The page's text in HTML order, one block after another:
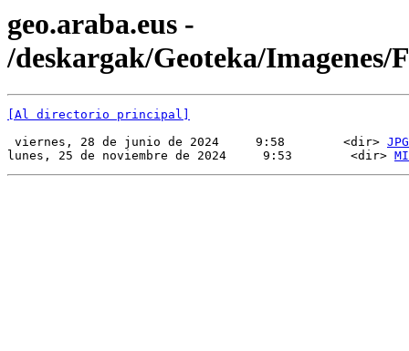
geo.araba.eus -
/deskargak/Geoteka/Imagenes/
[Al directorio principal]
viernes, 28 de junio de 2024     9:58        <dir> JPG
lunes, 25 de noviembre de 2024     9:53        <dir>